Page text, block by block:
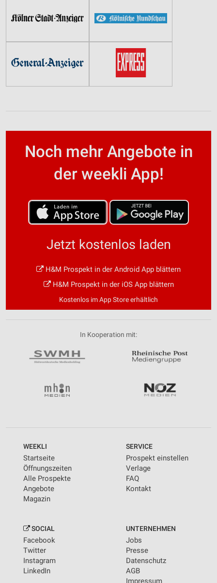
Noch mehr Angebote in
der weekli App!
Jetzt kostenlos laden
H&M Prospekt in der Android App blättern
H&M Prospekt in der iOS App blättern
Kostenlos im App Store erhältlich
In Kooperation mit:
WEEKLI
Startseite
Öffnungszeiten
Alle Prospekte
Angebote
Magazin
SERVICE
Prospekt einstellen
Verlage
FAQ
Kontakt
SOCIAL
Facebook
Twitter
Instagram
LinkedIn
UNTERNEHMEN
Jobs
Presse
Datenschutz
AGB
Impressum